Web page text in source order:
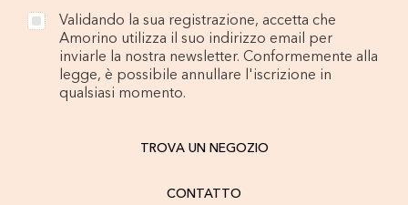
Validando la sua registrazione, accetta che
Amorino utilizza il suo indirizzo email per
inviarle la nostra newsletter. Conformemente alla
legge, è possibile annullare l'iscrizione in
qualsiasi momento.
TROVA UN NEGOZIO
CONTATTO